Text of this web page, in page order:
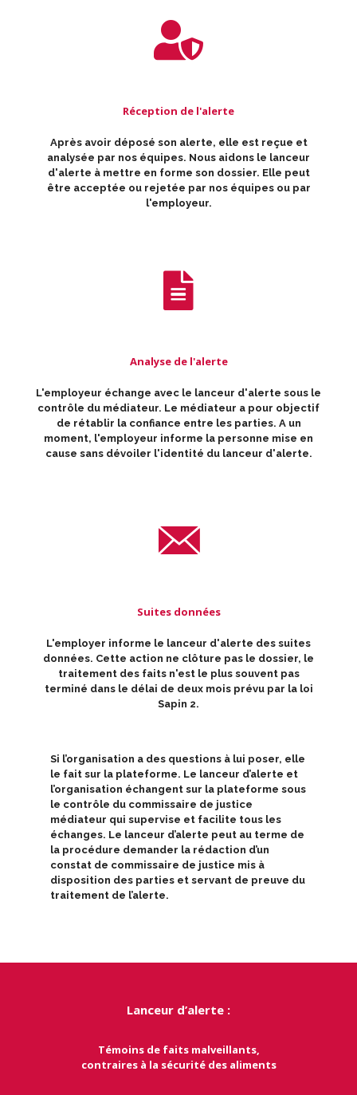
Réception de l'alerte
Après avoir déposé son alerte, elle est reçue et
analysée par nos équipes. Nous aidons le lanceur
d'alerte à mettre en forme son dossier. Elle peut
être acceptée ou rejetée par nos équipes ou par
l'employeur.
Analyse de l'alerte
L'employeur échange avec le lanceur d'alerte sous le
contrôle du médiateur. Le médiateur a pour objectif
de rétablir la confiance entre les parties. A un
moment, l'employeur informe la personne mise en
cause sans dévoiler l'identité du lanceur d'alerte.
Suites données
L'employer informe le lanceur d'alerte des suites
données. Cette action ne clôture pas le dossier, le
traitement des faits n'est le plus souvent pas
terminé dans le délai de deux mois prévu par la loi
Sapin 2.
Si l’organisation a des questions à lui poser, elle
le fait sur la plateforme. Le lanceur d’alerte et
l’organisation échangent sur la plateforme sous
le contrôle du commissaire de justice
médiateur qui supervise et facilite tous les
échanges. Le lanceur d’alerte peut au terme de
la procédure demander la rédaction d’un
constat de commissaire de justice mis à
disposition des parties et servant de preuve du
traitement de l’alerte.
Lanceur d’alerte :
Témoins de faits malveillants,
contraires à la sécurité des aliments